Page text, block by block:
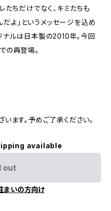
たちだけでなく、キミたちも
」というメッセージを込め
ナルは日本製の2010年。今回
の再登場。
ます。予めご了承ください。
available
out
まいの方向け